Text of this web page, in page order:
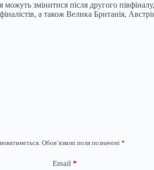
можуть змінитися після другого
а також Велика Британія,
Обов’язкові поля позначені *
Email *